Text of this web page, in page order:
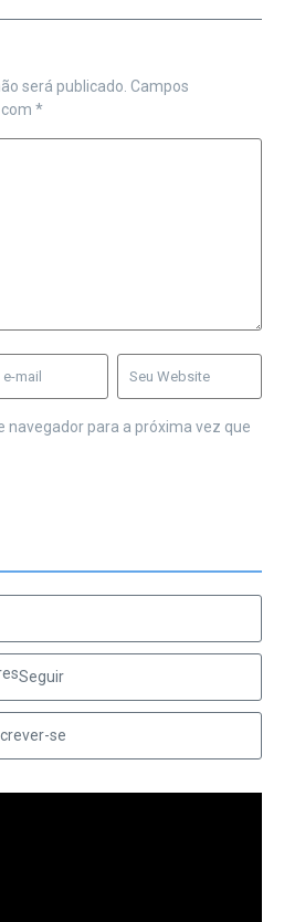
será publicado. Campos
*
navegador para a próxima vez que
Seguir
se